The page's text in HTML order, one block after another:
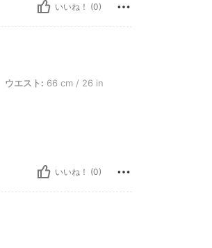
いいね！ (0)
26 in, ヒップ: 89 cm / 35 in, カラー: グレー, サイズ: S
ウエスト: 66 cm / 26 in
いいね！ (0)